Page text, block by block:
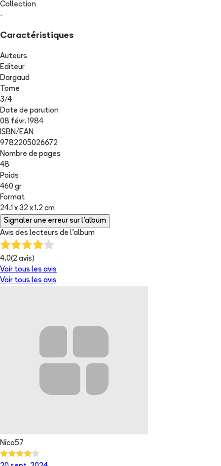
Collection
-
Caractéristiques
Auteurs
Editeur
Dargaud
Tome
3/4
Date de parution
08 févr. 1984
ISBN/EAN
9782205026672
Nombre de pages
48
Poids
460 gr
Format
24.1 x 32 x 1.2 cm
Signaler une erreur sur l'album
Avis des lecteurs de l'album
4.0(2 avis)
Voir tous les avis
Voir tous les avis
Nico57